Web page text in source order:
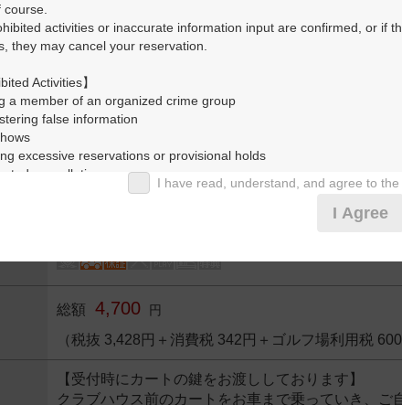
2026年07月01日（水）
平日アメリカンセルフ★1.5R★2B保証割増なし
総額 4,700 円
（税抜 3,428円＋消費税 342円＋ゴルフ場利用税
【受付時にカートの鍵をお渡ししております】
クラブハウス前のカートをお車まで乗っていき、
activities or inaccurate information input are confirmed, or if
they may cancel your reservation.
Activities】
a member of an organized crime group
false information
excessive reservations or provisional holds
cancellations
laws and regulations
inconvenience to others during play (e.g., delaying play, ignoring
your understanding and cooperation regarding the above
I have read, understand, and agree to
I Agree